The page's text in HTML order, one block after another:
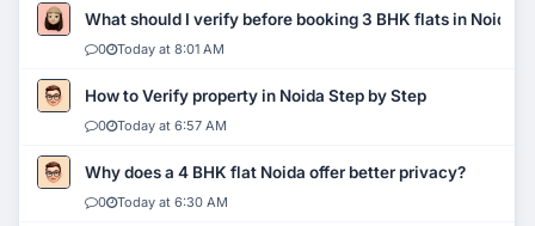
What should I verify before booking 3 BHK flats in Noida?
0 Today at 8:01 AM
How to Verify property in Noida Step by Step
0 Today at 6:57 AM
Why does a 4 BHK flat Noida offer better privacy?
0 Today at 6:30 AM